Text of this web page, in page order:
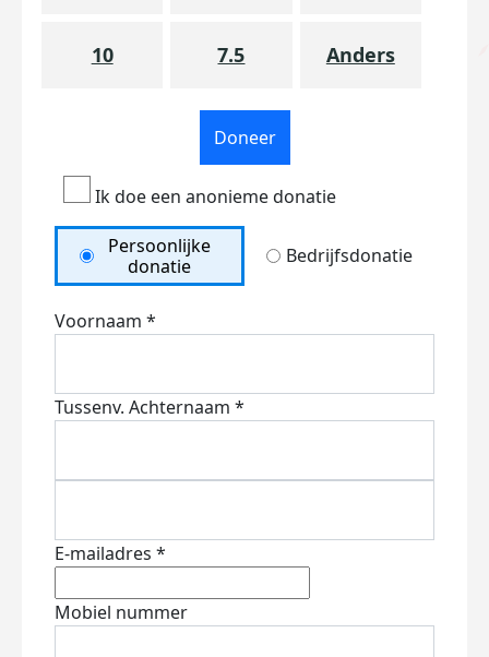
10 7.5 Anders
Doneer
Ik doe een anonieme donatie
Persoonlijke
donatie
Bedrijfsdonatie
Voornaam *
Tussenv. Achternaam *
E-mailadres *
Mobiel nummer